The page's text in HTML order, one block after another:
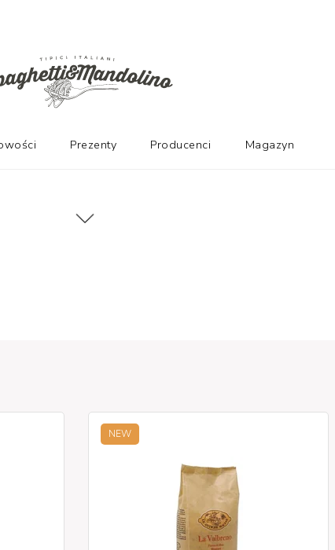
NEW
Prezenty Producenci Magazyn